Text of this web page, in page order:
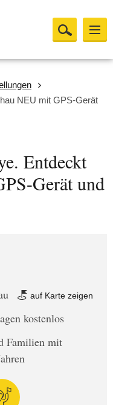
NEU mit GPS-Gerät
Entdeckt
Gerät und
auf Karte zeigen
kostenlos
Familien mit